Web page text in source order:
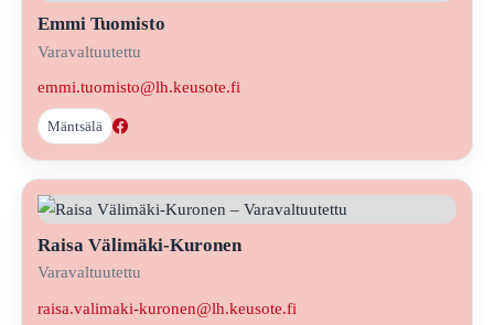
Emmi Tuomisto
Varavaltuutettu
emmi.tuomisto@lh.keusote.fi
Mäntsälä
Raisa Välimäki-Kuronen
Varavaltuutettu
raisa.valimaki-kuronen@lh.keusote.fi